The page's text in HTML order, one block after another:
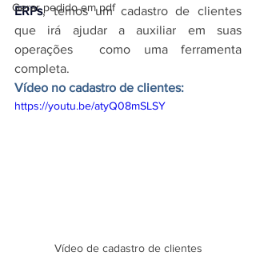
Gerar pedido em pdf
ERPs, temos um cadastro de clientes
que irá ajudar a auxiliar em suas
operações  como uma ferramenta
completa.
Vídeo no cadastro de clientes:
https://youtu.be/atyQ08mSLSY
Vídeo de cadastro de clientes